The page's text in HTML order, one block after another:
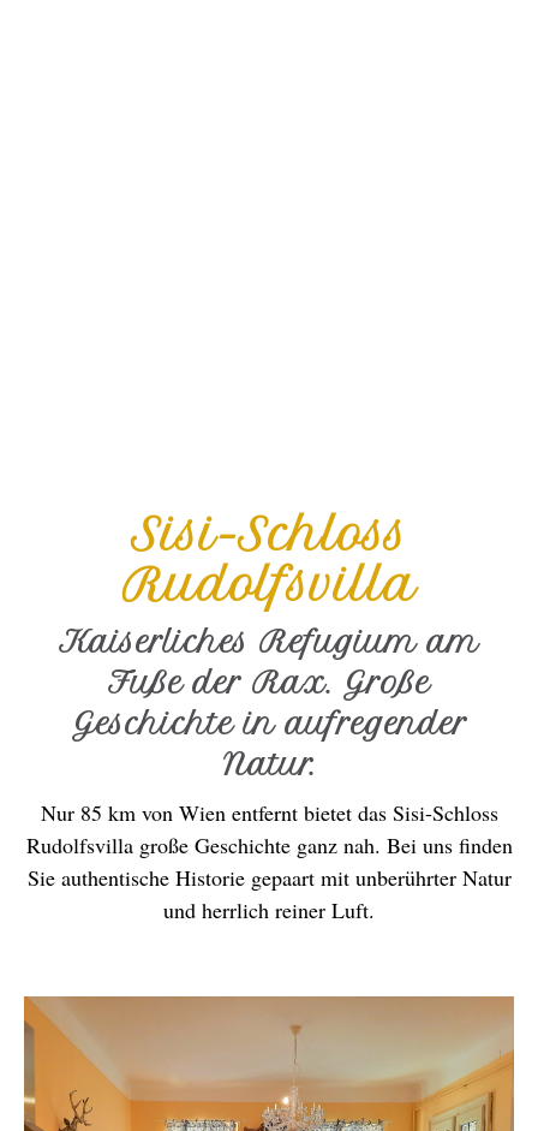
Sisi-Schloss
Rudolfsvilla
Kaiserliches Refugium am
Fuße der Rax. Große
Geschichte in aufregender
Natur.
Nur 85 km von Wien entfernt bietet das Sisi-Schloss
Rudolfsvilla große Geschichte ganz nah. Bei uns finden
Sie authentische Historie gepaart mit unberührter Natur
und herrlich reiner Luft.